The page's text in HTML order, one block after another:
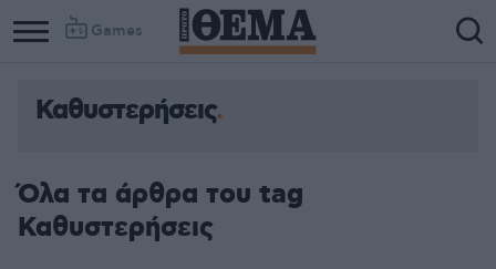
Games
Καθυστερήσεις
Όλα τα άρθρα του tag
Καθυστερήσεις